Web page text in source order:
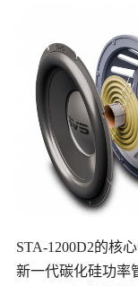
STA-1200D2的核
新一代碳化硅功率